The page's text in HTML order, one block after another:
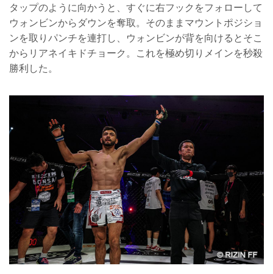
タップのように向かうと、すぐに右フックをフォローして
ウォンビンからダウンを奪取。そのままマウントポジショ
ンを取りパンチを連打し、ウォンビンが背を向けるとそこ
からリアネイキドチョーク。これを極め切りメインを秒殺
勝利した。